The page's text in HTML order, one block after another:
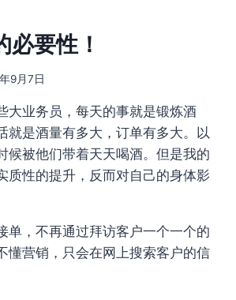
必要性！
9月7日
大业务员，每天的事就是锻炼酒
就是酒量有多大，订单有多大。以
候被他们带着天天喝酒。但是我的
质性的提升，反而对自己的身体影
单，不再通过拜访客户一个一个的
懂营销，只会在网上搜索客户的信